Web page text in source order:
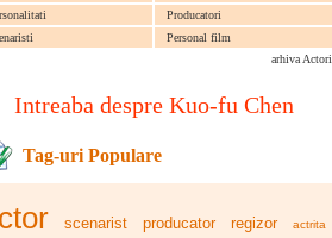
Producatori
Personal film
arhiva Actori
Intreaba despre Kuo-fu Chen
Tag-uri Populare
scenarist producator regizor
actrita